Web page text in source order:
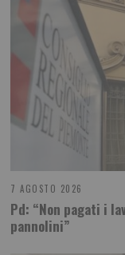
7 AGOSTO 2026
Pd: “Non pagati i
pannolini”